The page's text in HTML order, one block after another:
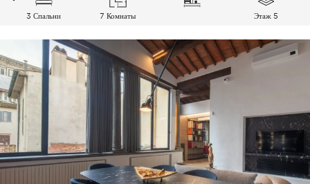
3 Спальни 7 Комнаты Этаж 5